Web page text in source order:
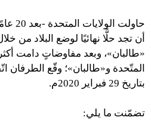
أن تجد حلًّا نهائيًا لوضع البلاد من
«طالبان»، وبعد مفاوضاتٍ دامت
المتّحدة و«طالبان»؛ وقّع الطرفان
بتاريخ 29 فبراير 2020م.
تضمّنت ما يلي: